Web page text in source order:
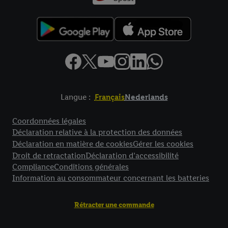
Langue : FrançaisNederlands
Coordonnées légales
Déclaration relative à la protection des données
Déclaration en matière de cookiesGérer les cookies
Droit de retractationDéclaration d’accessibilité
ComplianceConditions générales
Information au consommateur concernant les batteries
Rétracter une commande